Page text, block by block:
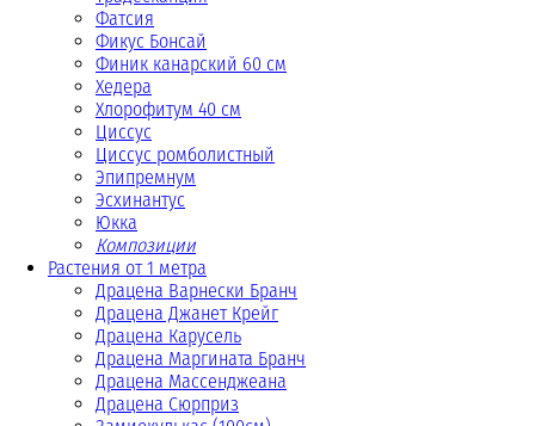
Фатсия
Фикус Бонсай
Финик канарский 60 см
Хедера
Хлорофитум 40 см
Циссус
Циссус ромболистный
Эпипремнум
Эсхинантус
Юкка
Композиции
Растения от 1 метра
Драцена Варнески Бранч
Драцена Джанет Крейг
Драцена Карусель
Драцена Маргината Бранч
Драцена Массенджеана
Драцена Сюрприз